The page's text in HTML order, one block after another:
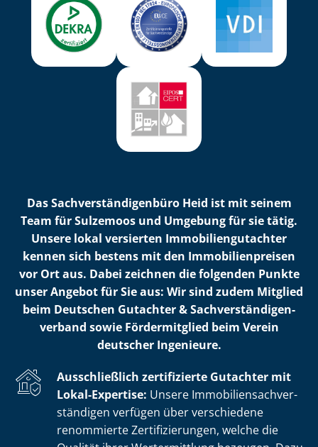
Das Sach­ver­stän­di­gen­bü­ro Heid ist mit seinem
Team für Sulzemoos und Umgebung für sie tätig.
Unsere lokal versierten Im­mo­bi­li­en­gut­ach­ter
kennen sich bestens mit den Im­mo­bi­li­en­prei­sen
vor Ort aus. Dabei zeichnen die folgenden Punkte
unser Angebot für Sie aus: Wir sind zudem Mitglied
beim Deutschen Gutachter & Sach­ver­stän­di­gen­
ver­band sowie Fördermitglied beim Verein
deutscher Ingenieure.
Ausschließlich zertifizierte Gutachter mit
Lokal-Expertise: Unsere Im­mo­bi­li­en­sach­ver­
stän­di­gen verfügen über verschiedene
renommierte Zer­ti­fi­zie­run­gen, welche die